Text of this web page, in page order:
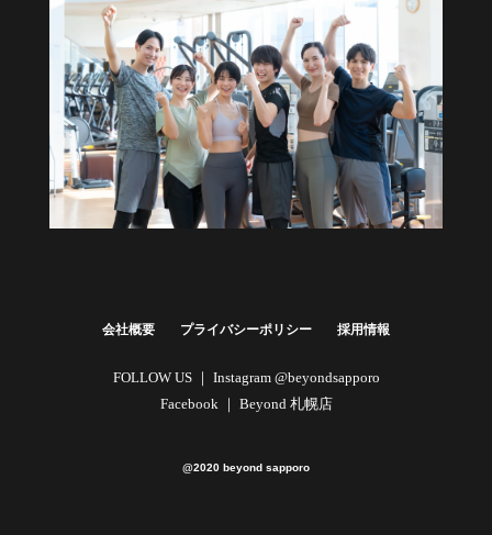
会社概要 プライバシーポリシー 採用情報
FOLLOW US ｜ Instagram @beyondsapporo
Facebook ｜ Beyond 札幌店
@2020 beyond sapporo